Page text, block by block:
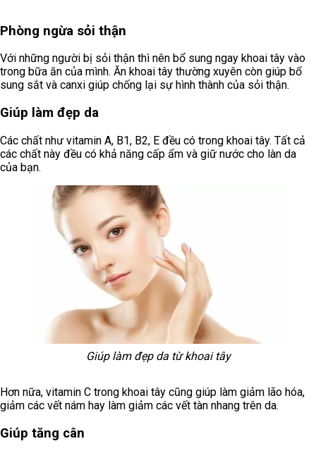
Phòng ngừa sỏi thận
Với những người bị sỏi thận thì nên bổ sung ngay khoai tây vào
trong bữa ăn của mình. Ăn khoai tây thường xuyên còn giúp bổ
sung sắt và canxi giúp chống lại sự hình thành của sỏi thận.
Giúp làm đẹp da
Các chất như vitamin A, B1, B2, E đều có trong khoai tây. Tất cả
các chất này đều có khả năng cấp ẩm và giữ nước cho làn da
của bạn.
Giúp làm đẹp da từ khoai tây
Hơn nữa, vitamin C trong khoai tây cũng giúp làm giảm lão hóa,
giảm các vết nám hay làm giảm các vết tàn nhang trên da.
Giúp tăng cân